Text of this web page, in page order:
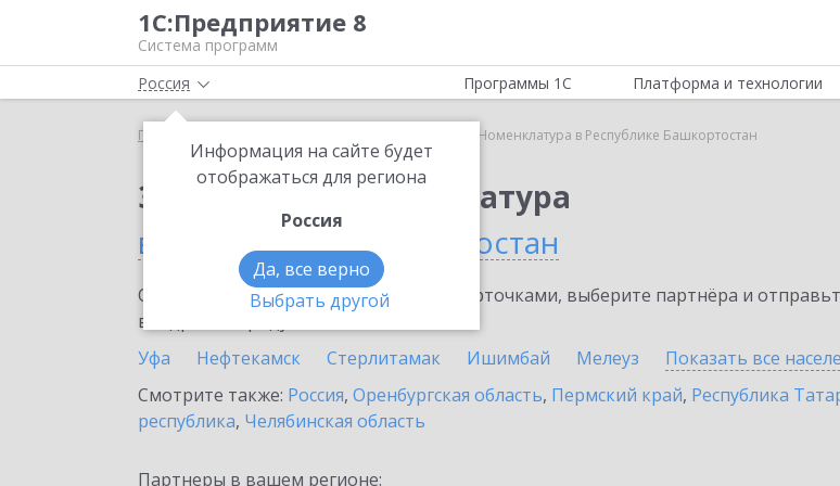
1С:Предприятие 8
Система программ
Россия
Информация на сайте будет
отображаться для региона
Россия
Да, все верно
Выбрать другой
Программы 1С Платформа и технологии
Главная 1С:Номенклатура в Республике Башкортостан
Заказать 1С:Номенклатура
в Республике Башкортостан
Ознакомьтесь с информационными карточками, выберите партнёра и
внедрение продукта.
Уфа
Нефтекамск Стерлитамак Ишимбай Мелеуз Показать все
Смотрите также: Россия, Оренбургская область, Пермский край, Республика
республика, Челябинская область
Партнеры в вашем регионе: